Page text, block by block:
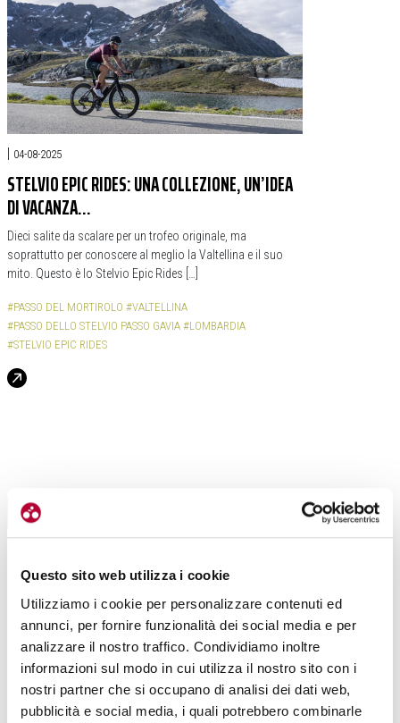
Questo sito web utilizza i cookie
Utilizziamo i cookie per personalizzare contenuti ed
annunci, per fornire funzionalità dei social media e per
analizzare il nostro traffico. Condividiamo inoltre
informazioni sul modo in cui utilizza il nostro sito con i
nostri partner che si occupano di analisi dei dati web,
pubblicità e social media, i quali potrebbero combinarle
| 04-08-2025
STELVIO EPIC RIDES: UNA COLLEZIONE, UN’IDEA
DI VACANZA…
Dieci salite da scalare per un trofeo originale, ma
soprattutto per conoscere al meglio la Valtellina e il suo
mito. Questo è lo Stelvio Epic Rides […]
#PASSO DEL MORTIROLO #VALTELLINA
#PASSO DELLO STELVIO PASSO GAVIA #LOMBARDIA
#STELVIO EPIC RIDES
LEGGI TUTTI GLI ARTICOLI
ENJOY STELVIO VALTELLINA: CHIUSURA
DA RECORD IL 24 SETTEMBRE